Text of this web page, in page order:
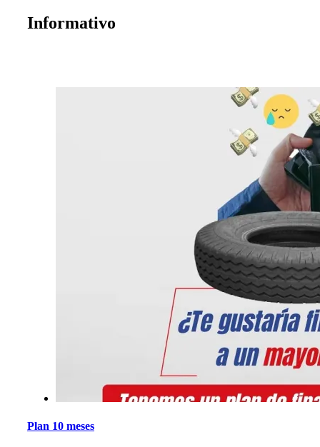
Informativo
Plan 10 meses